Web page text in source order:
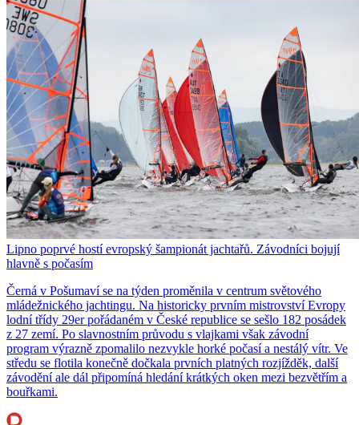
Lipno poprvé hostí evropský šampionát jachtařů. Závodníci bojují
hlavně s počasím
Černá v Pošumaví se na týden proměnila v centrum světového
mládežnického jachtingu. Na historicky prvním mistrovství Evropy
lodní třídy 29er pořádaném v České republice se sešlo 182 posádek
z 27 zemí. Po slavnostním průvodu s vlajkami však závodní
program výrazně zpomalilo nezvykle horké počasí a nestálý vítr. Ve
středu se flotila konečně dočkala prvních platných rozjížděk, další
závodění ale dál připomíná hledání krátkých oken mezi bezvětřím a
bouřkami.